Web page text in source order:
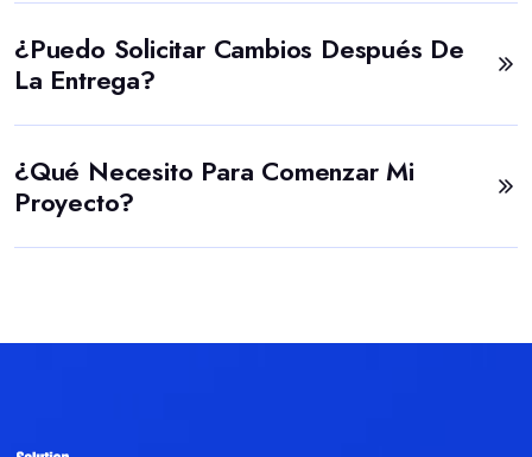
¿Puedo Solicitar Cambios Después De
La Entrega?
¿Qué Necesito Para Comenzar Mi
Proyecto?